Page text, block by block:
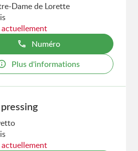
Dame de Lorette
actuellement
Numéro
Plus d'informations
actuellement